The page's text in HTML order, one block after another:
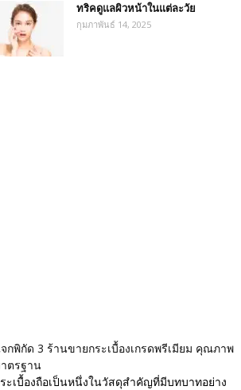
ทริคดูแลผิวหน้าในแต่ละวัย
กุมภาพันธ์ 14, 2025
กพิกัด 3 ร้านขายกระเบื้องเกรดพรีเมียม คุณภาพ
ตรฐาน
ะเบื้องถือเป็นหนึ่งในวัสดุสำคัญที่มีบทบาทอย่าง